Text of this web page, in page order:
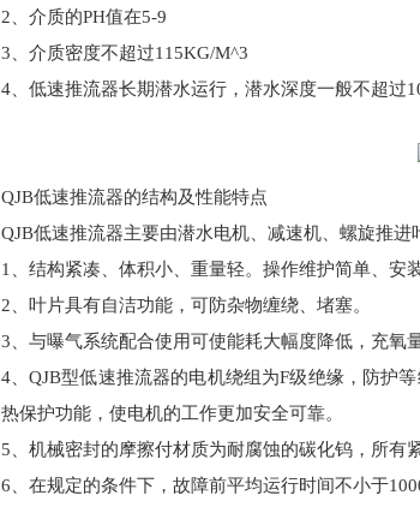
2 、介质的PH值在5-9
3 、介质密度不超过115KG/M^3
4、低速推流器长期潜水运行，潜水深度一般不超过
QJB低速推流器的结构及性能特点
QJB低速推流器主要由潜水电机、减速机、螺旋推进
1
、结构紧凑、体积小、重量轻。操作维护简单、安
2 、叶片具有自洁功能，可防杂物缠绕、堵塞。
3 、与曝气系统配合使用可使能耗大幅度降低，充氧
4、 QJB型低速推流器的电机绕组为F级绝缘，防护等
热保护功能，使电机的工作更加安全可靠。
5 、机械密封的摩擦付材质为耐腐蚀的碳化钨，所有
6 、在规定的条件下，故障前平均运行时间不小于